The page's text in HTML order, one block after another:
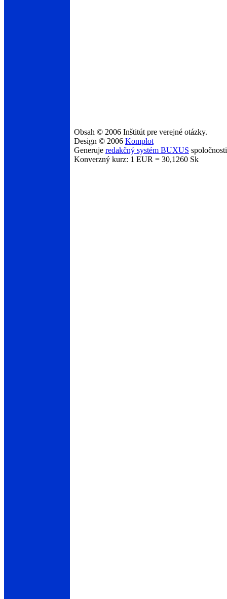
Obsah © 2006 Inštitút pre verejné otázky.
Design © 2006 Komplot
Generuje redakčný systém BUXUS
Konverzný kurz: 1 EUR = 30,1260 Sk